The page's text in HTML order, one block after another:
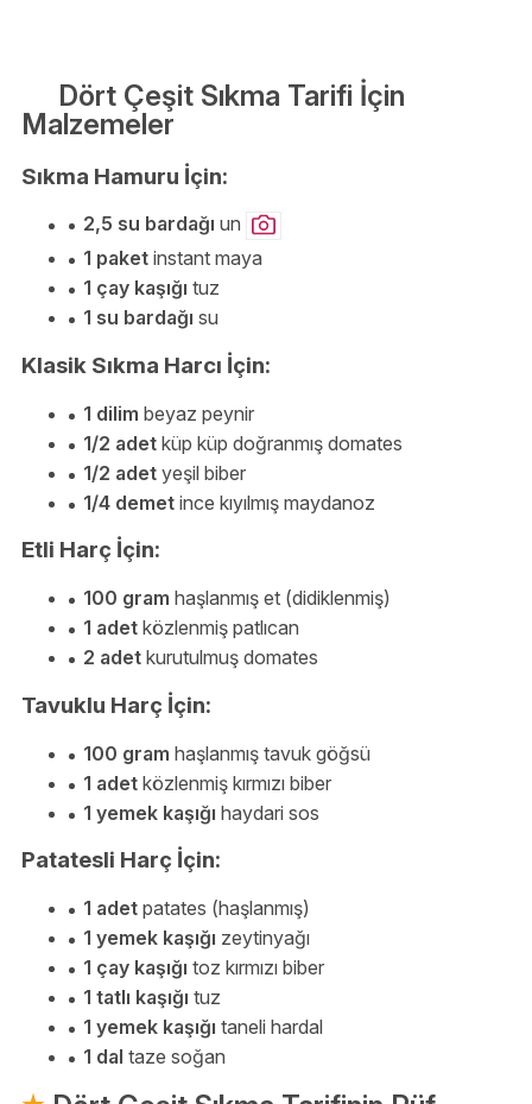
Dört Çeşit Sıkma Tarifi İçin
Malzemeler
Sıkma Hamuru İçin:
2,5 su bardağı un
1 paket instant maya
1 çay kaşığı tuz
1 su bardağı su
Klasik Sıkma Harcı İçin:
1 dilim beyaz peynir
1/2 adet küp küp doğranmış domates
1/2 adet yeşil biber
1/4 demet ince kıyılmış maydanoz
Etli Harç İçin:
100 gram haşlanmış et (didiklenmiş)
1 adet közlenmiş patlıcan
2 adet kurutulmuş domates
Tavuklu Harç İçin:
100 gram haşlanmış tavuk göğsü
1 adet közlenmiş kırmızı biber
1 yemek kaşığı haydari sos
Patatesli Harç İçin:
1 adet patates (haşlanmış)
1 yemek kaşığı zeytinyağı
1 çay kaşığı toz kırmızı biber
1 tatlı kaşığı tuz
1 yemek kaşığı taneli hardal
1 dal taze soğan